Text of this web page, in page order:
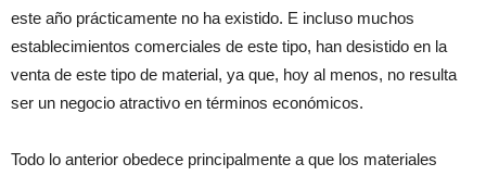
este año prácticamente no ha existido. E incluso muchos
establecimientos comerciales de este tipo, han desistido en la
venta de este tipo de material, ya que, hoy al menos, no resulta
ser un negocio atractivo en términos económicos.
Todo lo anterior obedece principalmente a que los materiales